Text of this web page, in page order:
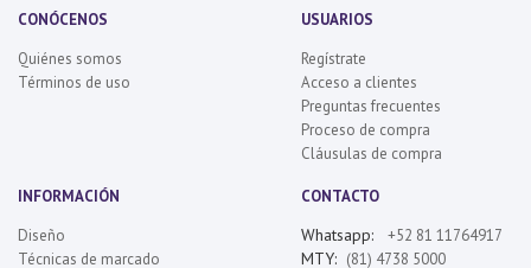
CONÓCENOS
Quiénes somos
Términos de uso
USUARIOS
Regístrate
Acceso a clientes
Preguntas frecuentes
Proceso de compra
Cláusulas de compra
INFORMACIÓN
Diseño
Técnicas de marcado
CONTACTO
Whatsapp: +52 81 11764917
MTY: (81) 4738 5000